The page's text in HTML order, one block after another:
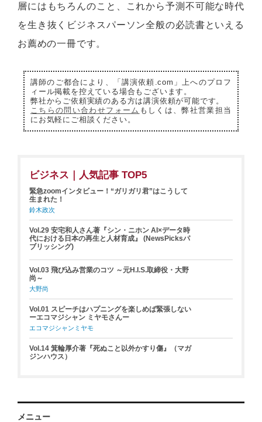
層にはもちろんのこと、これから予測不可能な時代
を生き抜くビジネスパーソン全般の必読書といえる
お薦めの一冊です。
講師のご都合により、「講演依頼.com」上へのプロフ
ィール掲載を控えている場合もございます。
弊社からご依頼実績のある方は講演依頼が可能です。
こちらの問い合わせフォーム もしくは、弊社営業担当
にお気軽にご相談ください。
ビジネス｜人気記事 TOP5
緊急zoomインタビュー！“ガリガリ君”はこうして
生まれた！
鈴木政次
Vol.29 安宅和人さん著『シン・ニホン AI×データ時
代における日本の再生と人材育成』 (NewsPicksパ
ブリッシング)
Vol.03 飛び込み営業のコツ ～元H.I.S.取締役・大野
尚～
大野尚
Vol.01 スピーチはハプニングを楽しめば緊張しない
ーエコマジシャン ミヤモさんー
エコマジシャンミヤモ
Vol.14 箕輪厚介著『死ぬこと以外かすり傷』（マガ
ジンハウス）
メニュー